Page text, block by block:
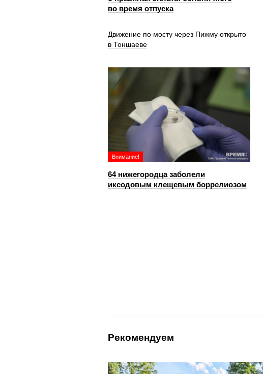
во время отпуска
Движение по мосту через Пижму открыто
в Тоншаеве
Внимание!
64 нижегородца заболели
иксодовым клещевым боррелиозом
Рекомендуем